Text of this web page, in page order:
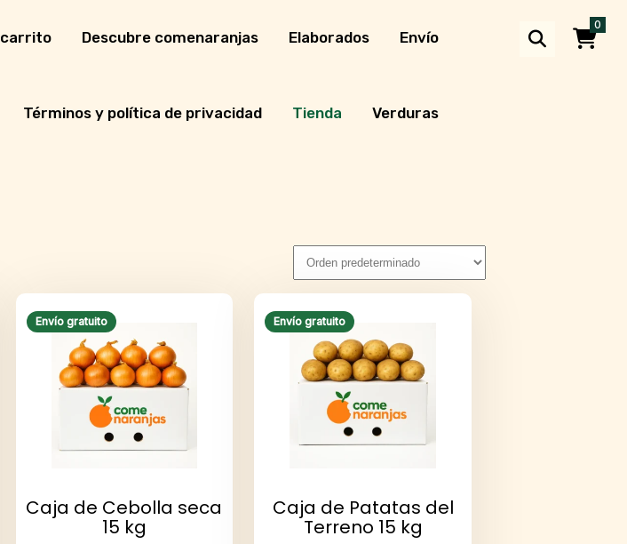
carrito Descubre comenaranjas Elaborados Envío
Términos y política de privacidad Tienda Verduras
0
Envío gratuito
Caja de Cebolla seca
15 kg
Envío gratuito
Caja de Patatas del
Terreno 15 kg